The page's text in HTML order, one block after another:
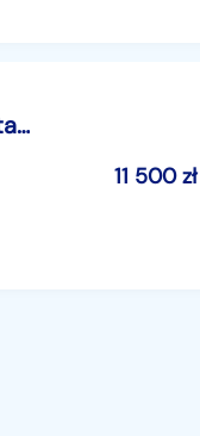
Mitsubishi Space Star II Pierwszy wlasciciel,osoba starsza
11 500zł